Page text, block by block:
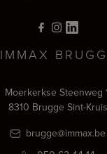
IMMAX
Moerkerkse Steenweg
8310 Brugge Sint-Kruis
brugge@immax.be